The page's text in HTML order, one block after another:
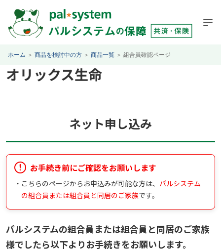
ホーム ＞ 商品を検討中の方 ＞ 商品一覧 ＞ 組合員確認ページ
オリックス生命
ネット申し込み
お手続き前にご確認をお願いします
・ こちらのページからお申込みが可能な方は、 パルシステム
の組合員または組合員と同居のご家族です。
パルシステムの組合員または組合員と同居のご家族
様でしたら以下よりお手続きをお願いします。